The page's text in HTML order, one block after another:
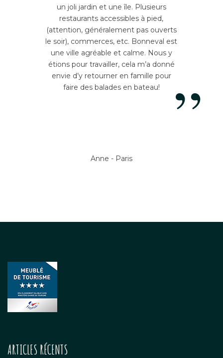
un joli jardin et une île. Plusieurs
restaurants accessibles à pied,
(attention, généralement pas ouverts
le soir), commerces, etc. Bonneval est
une ville agréable et calme. Nous y
étions pour travailler, cela m’a donné
envie d’y retourner en famille pour
faire des balades en bateau!
”
Anne - Paris
ARTICLES RÉCENTS